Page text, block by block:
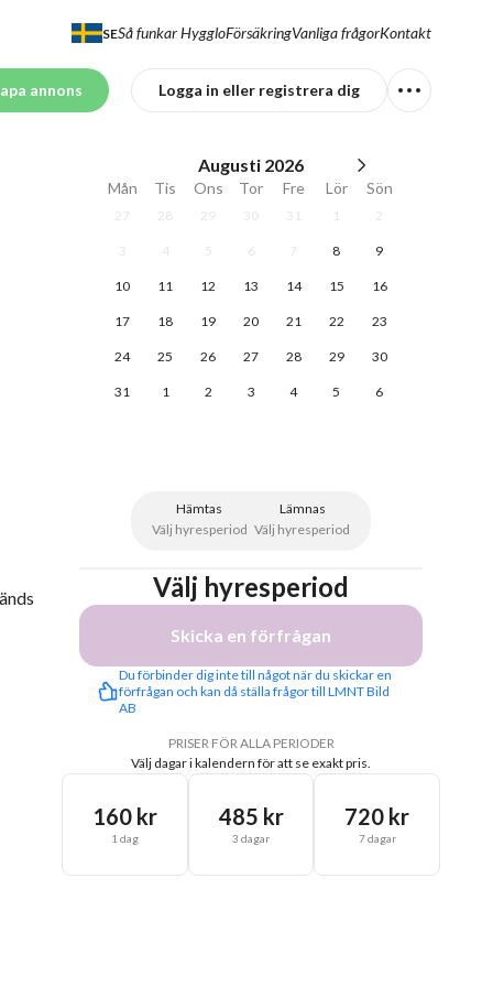
SESå funkar HyggloFörsäkringVanliga frågorKontakt
annons Logga in eller registrera dig
Augusti 2026
Mån Tis Ons Tor Fre Lör Sön
27 28 29 30 31 1 2
3 4 5 6 7 8 9
10 11 12 13 14 15 16
17 18 19 20 21 22 23
24 25 26 27 28 29 30
31 1 2 3 4 5 6
Hämtas
Välj hyresperiod
Lämnas
Välj hyresperiod
Välj hyresperiod
Skicka en förfrågan
Du förbinder dig inte till något när du skickar en
förfrågan och kan då ställa frågor till LMNT Bild
AB
PRISER FÖR ALLA PERIODER
Välj dagar i kalendern för att se exakt pris.
160 kr
1 dag
485 kr
3 dagar
720 kr
7 dagar